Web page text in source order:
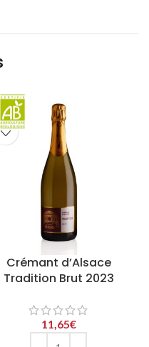
Crémant d’Alsace
Tradition Brut 2023
11,65€